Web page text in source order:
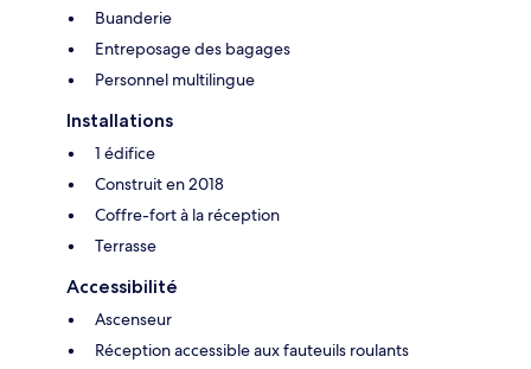
Buanderie
Entreposage des bagages
Personnel multilingue
Installations
1 édifice
Construit en 2018
Coffre-fort à la réception
Terrasse
Accessibilité
Ascenseur
Réception accessible aux fauteuils roulants